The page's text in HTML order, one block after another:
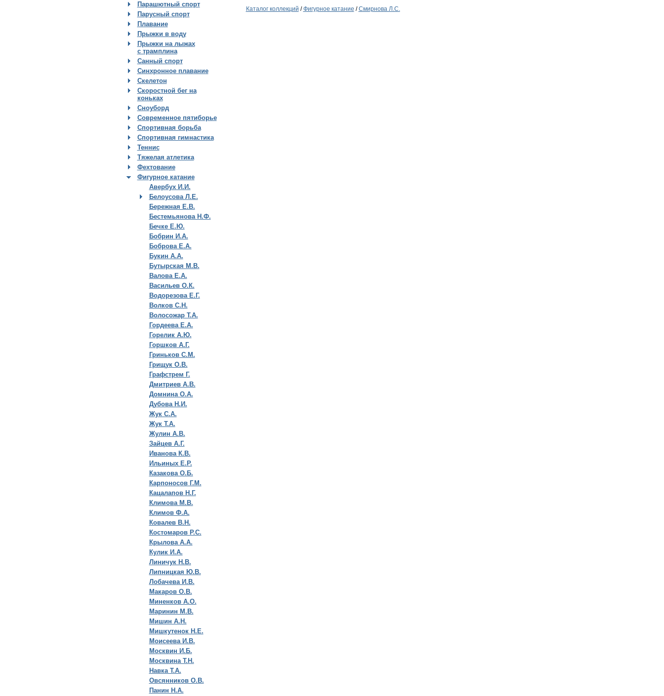
Парашютный спорт
Парусный спорт
Плавание
Прыжки в воду
Прыжки на лыжах
с трамплина
Санный спорт
Синхронное плавание
Скелетон
Скоростной бег на
коньках
Сноуборд
Современное пятиборье
Спортивная борьба
Спортивная гимнастика
Теннис
Тяжелая атлетика
Фехтование
Фигурное катание
Авербух И.И.
Белоусова Л.Е.
Бережная Е.В.
Бестемьянова Н.Ф.
Бечке Е.Ю.
Бобрин И.А.
Боброва Е.А.
Букин А.А.
Бутырская М.В.
Валова Е.А.
Васильев О.К.
Водорезова Е.Г.
Волков С.Н.
Волосожар Т.А.
Гордеева Е.А.
Горелик А.Ю.
Горшков А.Г.
Гриньков С.М.
Грищук О.В.
Графстрем Г.
Дмитриев А.В.
Домнина О.А.
Дубова Н.И.
Жук С.А.
Жук Т.А.
Жулин А.В.
Зайцев А.Г.
Иванова К.В.
Ильиных Е.Р.
Казакова О.Б.
Карпоносов Г.М.
Кацалапов Н.Г.
Климова М.В.
Климов Ф.А.
Ковалев В.Н.
Костомаров Р.С.
Крылова А.А.
Кулик И.А.
Линичук Н.В.
Липницкая Ю.В.
Лобачева И.В.
Макаров О.В.
Миненков А.О.
Маринин М.В.
Мишин А.Н.
Мишкутенок Н.Е.
Моисеева И.В.
Москвин И.Б.
Москвина Т.Н.
Навка Т.А.
Овсянников О.В.
Панин Н.А.
Каталог коллекций /Фигурное катание /Смирнова Л.С.